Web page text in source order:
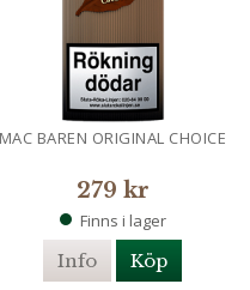
MAC BAREN ORIGINAL CHOICE
279 kr
Finns i lager
Info Köp